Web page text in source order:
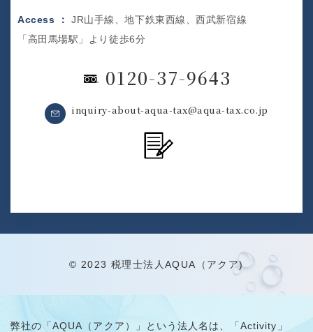
Access ：JR山手線、地下鉄東西線、西武新宿線
「高田馬場駅」より徒歩6分
0120-37-9643
inquiry-about-aqua-tax@aqua-tax.co.jp
© 2023 税理士法人AQUA（アクア)
弊社の「AQUA（アクア）」という法人名は、「Activity」